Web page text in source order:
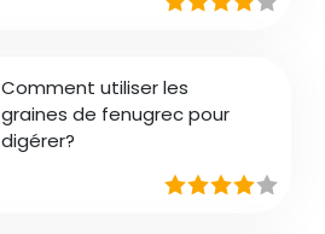
Comment utiliser les
graines de fenugrec pour
digérer?